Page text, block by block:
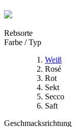
Rebsorte
Farbe / Typ
Weiß
Rosé
Rot
Sekt
Secco
Saft
Geschmacksrichtung